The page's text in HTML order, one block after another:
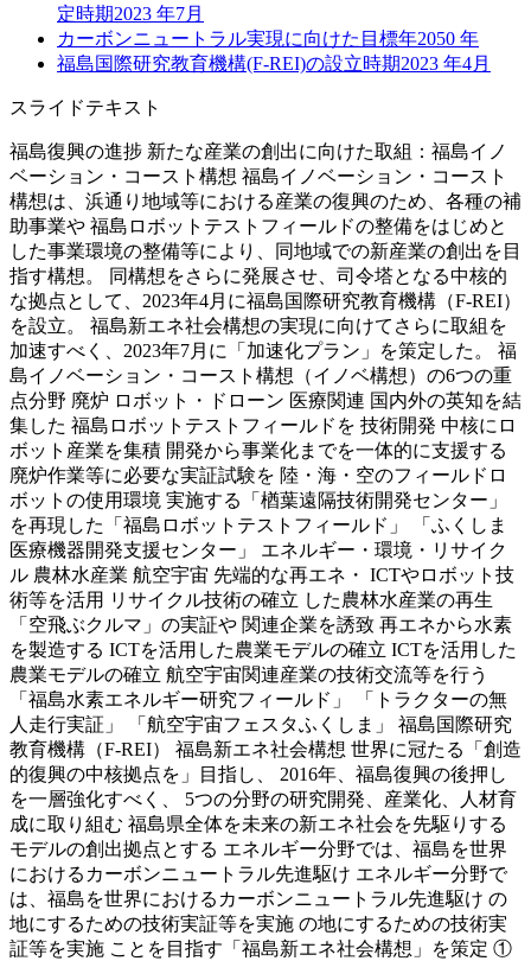
定時期2023 年7月
カーボンニュートラル実現に向けた目標年2050 年
福島国際研究教育機構(F-REI)の設立時期2023 年4月
スライドテキスト
福島復興の進捗 新たな産業の創出に向けた取組：福島イノ
ベーション・コースト構想 福島イノベーション・コースト
構想は、浜通り地域等における産業の復興のため、各種の補
助事業や 福島ロボットテストフィールドの整備をはじめと
した事業環境の整備等により、同地域での新産業の創出を目
指す構想。 同構想をさらに発展させ、司令塔となる中核的
な拠点として、2023年4月に福島国際研究教育機構（F-REI）
を設立。 福島新エネ社会構想の実現に向けてさらに取組を
加速すべく、2023年7月に「加速化プラン」を策定した。 福
島イノベーション・コースト構想（イノベ構想）の6つの重
点分野 廃炉 ロボット・ドローン 医療関連 国内外の英知を結
集した 福島ロボットテストフィールドを 技術開発 中核にロ
ボット産業を集積 開発から事業化までを一体的に支援する
廃炉作業等に必要な実証試験を 陸・海・空のフィールドロ
ボットの使用環境 実施する「楢葉遠隔技術開発センター」
を再現した「福島ロボットテストフィールド」 「ふくしま
医療機器開発支援センター」 エネルギー・環境・リサイク
ル 農林水産業 航空宇宙 先端的な再エネ・ ICTやロボット技
術等を活用 リサイクル技術の確立 した農林水産業の再生
「空飛ぶクルマ」の実証や 関連企業を誘致 再エネから水素
を製造する ICTを活用した農業モデルの確立 ICTを活用した
農業モデルの確立 航空宇宙関連産業の技術交流等を行う
「福島水素エネルギー研究フィールド」 「トラクターの無
人走行実証」 「航空宇宙フェスタふくしま」 福島国際研究
教育機構（F-REI） 福島新エネ社会構想 世界に冠たる「創造
的復興の中核拠点を」目指し、 2016年、福島復興の​後押し
を一層強化すべく、 5つの分野の研究開発、産業化、人材育
成に取り組む 福島県全体を未来の新エネ社会を先駆りする
モデルの創出拠点とする エネルギー分野では、福島を世界
におけるカーボンニュートラル先進駆け エネルギー分野で
は、福島を世界におけるカーボンニュートラル先進駆け の​
地​に​す​る​た​め​の​技​術​実​証​等​を​実​施 の​地​に​す​る​た​め​の​技​術​実​
証​等​を​実​施 こと​を​目​指​す​「​福​島​新​エ​ネ​社​会​構​想​」​を​策​定 ①